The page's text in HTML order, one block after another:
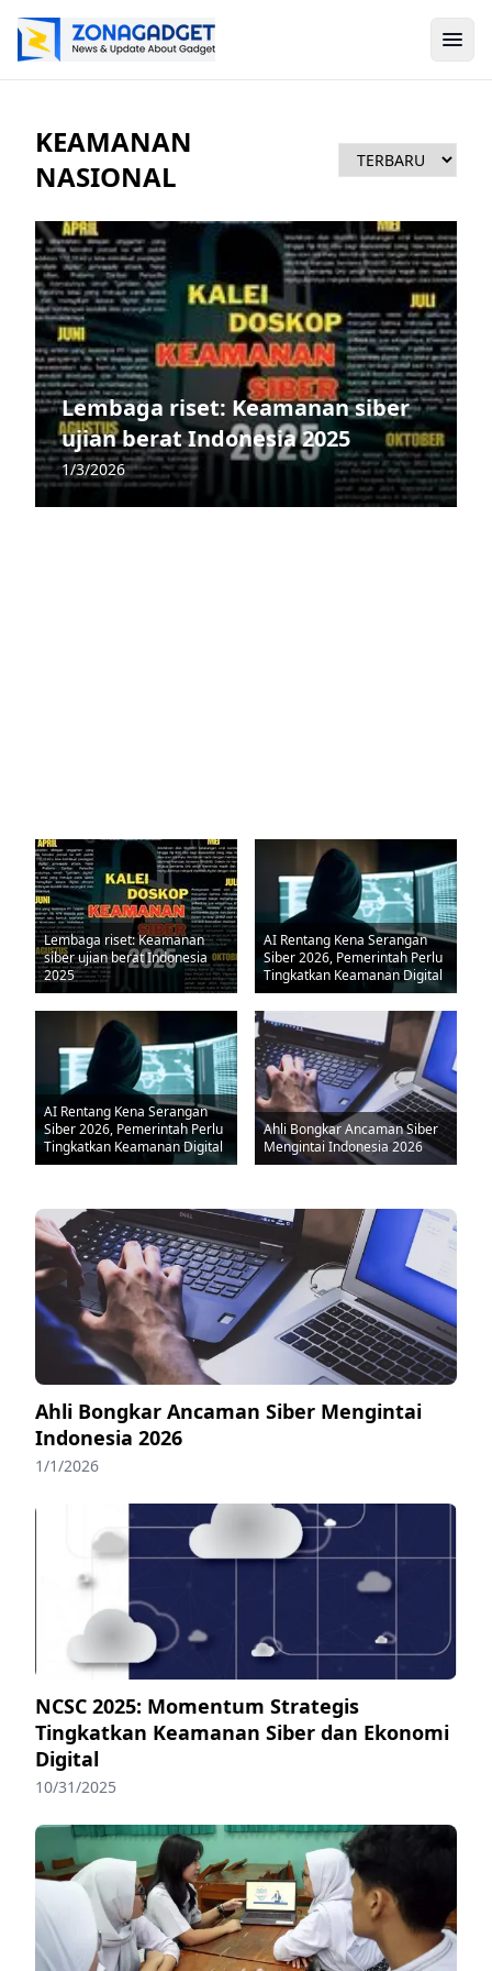
KEAMANAN
NASIONAL
Lembaga riset: Keamanan siber
ujian berat Indonesia 2025
1/3/2026
Lembaga riset: Keamanan
siber ujian berat Indonesia
2025
AI Rentang Kena Serangan
Siber 2026, Pemerintah Perlu
Tingkatkan Keamanan Digital
AI Rentang Kena Serangan
Siber 2026, Pemerintah Perlu
Tingkatkan Keamanan Digital
Ahli Bongkar Ancaman Siber
Mengintai Indonesia 2026
Ahli Bongkar Ancaman Siber Mengintai
Indonesia 2026
1/1/2026
NCSC 2025: Momentum Strategis
Tingkatkan Keamanan Siber dan Ekonomi
Digital
10/31/2025